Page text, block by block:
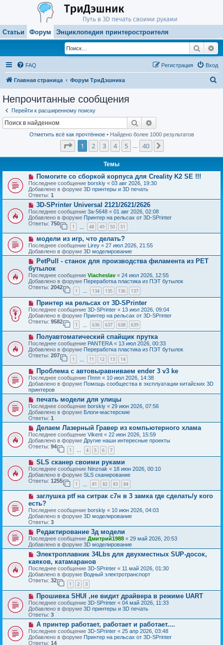
Статьи Форум Энциклопедия принтеростроителя
Поиск
FAQ Вход
Регистрация
Главная страница Форум ТриДэшника
Непрочитанные сообщения
Перейти к расширенному поиску
Поиск
Отметить всё как прочтённое• Найдено более 1000 результатов
Страница1 из
1 2 3 4 5 40
Темы
Н
о
в
о
е
с
о
о
б
е
н
и
е
Помогите со сборкой корпуса для Creality K2 SE !!!
Последнее сообщение borskiy « 03 авг 2026, 19:30
Добавлено в форуме 3D принтеры и 3D печать
Ответы: 1
Н
о
в
о
е
с
о
о
б
щ
е
н
и
е
3D-SPrinter Universal 2121/2621/2626
Последнее сообщение 3a-5648 « 01 авг 2026, 02:08
Добавлено в форуме Принтер на рельсах от 3D-SPrinter
Ответы: 750
1 48 49 50 51
Н
о
в
о
с
о
о
б
щ
е
и
е
модели из игр, что делать?
Последнее сообщение Lirey « 27 июл 2026, 21:55
Добавлено в форуме 3D моделирование
Н
в
о
е
с
о
б
щ
е
н
и
PetPull - cтанок для производства филамента из PET
бутылок
Последнее сообщение Viacheslav « 24 июл 2026, 12:55
Добавлено в форуме Переработка пластика из ПЭТ бутылок
Ответы: 2042
1 … 134 135 136 137
Н
о
в
о
е
с
о
б
щ
н
и
е
Принтер на рельсах от 3D-SPrinter
Последнее сообщение 3D-SPrinter « 13 июл 2026, 09:04
Добавлено в форуме Принтер на рельсах от 3D-SPrinter
Ответы: 9582
1 636 637 638 639
Н
о
в
о
с
о
б
щ
е
н
и
е
Полуавтоматический спайщик прутка
Последнее сообщение PANTERA« 13 июл 2026, 00:33
Добавлено в форуме Переработка пластика из ПЭТ бутылок
Ответы: 207
1 11 12 13 14
Н
о
в
о
е
с
о
о
б
щ
е
н
и
е
Проблема с автовыравниваем ender 3 v3 ke
Последнее сообщение Пппп « 10 июл 2026, 14:38
Добавлено в форуме Помощь сообщества в эксплуатации китайских 3D
принтеров
Н
о
в
о
е
с
о
о
б
е
н
и
е
печать модели для улицы
Последнее сообщение borskiy « 29 июн 2026, 07:56
Добавлено в форуме Блоги-мастерские
Ответы: 1
Н
о
в
о
е
с
о
о
б
щ
н
и
е
Делаем Лазерный Гравер из компьютерного хлама
Последнее сообщение Vikent « 22 июн 2026, 15:59
Добавлено в форуме Другие наши интересные проекты
Ответы: 94
1 … 4 5 6 7
Н
о
в
о
е
с
о
о
б
щ
е
н
е
SLS сканер своими руками
Последнее сообщение Ninznak « 18 июн 2026, 00:10
Добавлено в форуме SLS сканирование
Ответы: 1255
1 81 82 83 84
Н
в
о
е
с
о
о
б
щ
е
н
и
е
заглушка ptf на ситрак с7н в 3 замка где сделать/у кого
есть?
Последнее сообщение borskiy « 10 июн 2026, 04:03
Добавлено в форуме 3D моделирование
Ответы: 3
Н
о
в
о
е
с
о
о
б
е
и
е
Редактирование 3д модели
Последнее сообщение Дмитрий1988 « 29 май 2026, 20:53
Добавлено в форуме 3D моделирование
Н
в
о
е
с
о
б
щ
е
н
и
е
Электроплавник 34Lbs для двухместных SUP-досок,
каяков, катамаранов
Последнее сообщение 3D-SPrinter « 11 май 2026, 01:30
Добавлено в форуме Водный электротранспорт
Ответы: 32
1 2 3
Н
о
в
о
е
с
о
о
б
Прошивка SHUI ,не видит драйвера в режиме UART
Последнее сообщение 3D-SPrinter « 04 май 2026, 11:33
Добавлено в форуме 3D принтеры и 3D печать
Ответы: 3
Н
о
в
о
А принтер работает, работает и работает....
Последнее сообщение 3D-SPrinter « 25 апр 2026, 03:48
Добавлено в форуме Принтер на рельсах от 3D-SPrinter
Ответы: 14